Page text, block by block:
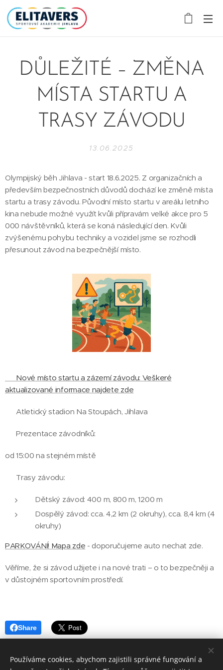
DŮLEŽITÉ – ZMĚNA
MÍSTA STARTU A
TRASY ZÁVODU
13.06.2025
Olympijský běh Jihlava - start 18.6.2025. Z organizačních a
především bezpečnostních důvodů dochází ke změně místa
startu a trasy závodu. Původní místo startu v areálu letního
kina nebude možné využít kvůli přípravám velké akce pro 5
000 návštěvníků, která se koná následující den. Kvůli
zvýšenému pohybu techniky a vozidel jsme se rozhodli
přesunout závod na bezpečnější místo.
🆕 Nové místo startu a zázemí závodu: Veškeré
aktualizované informace najdete zde
👉 Atletický stadion Na Stoupách, Jihlava
📍 Prezentace závodníků:
od 15:00 na stejném místě
👟 Trasy závodu:
Dětský závod: 400 m, 800 m, 1200 m
Dospělý závod: cca. 4,2 km (2 okruhy), cca. 8,4 km (4
okruhy)
PARKOVÁNÍ! Mapa zde - doporučujeme auto nechat zde.
Věříme, že si závod užijete i na nové trati – o to bezpečněji a
v důstojném sportovním prostředí.
Share
Používáme cookies, abychom zajistili správné fungování a